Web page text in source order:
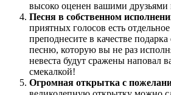
высоко оценен вашими
Песня в собственном
приятных голосов есть
преподнесите в качестве
песню, которую вы не раз
невеста будут сражены наповал
смекалкой!
Огромная открытка с